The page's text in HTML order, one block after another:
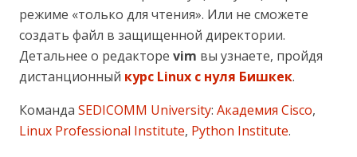
режиме «только для чтения». Или не сможете
создать файл в защищенной директории.
Детальнее о редакторе vim вы узнаете, пройдя
дистанционный курс Linux с нуля Бишкек.
Команда SEDICOMM University: Академия Cisco,
Linux Professional Institute, Python Institute.